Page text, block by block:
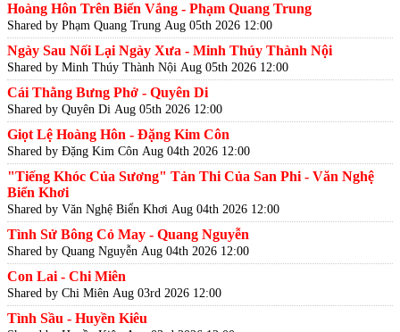
Hoàng Hôn Trên Biển Vắng - Phạm Quang Trung
Shared by Phạm Quang Trung Aug 05th 2026 12:00
Ngày Sau Nối Lại Ngày Xưa - Minh Thúy Thành Nội
Shared by Minh Thúy Thành Nội Aug 05th 2026 12:00
Cái Thằng Bưng Phở - Quyên Di
Shared by Quyên Di Aug 05th 2026 12:00
Giọt Lệ Hoàng Hôn - Đặng Kim Côn
Shared by Đặng Kim Côn Aug 04th 2026 12:00
"Tiếng Khóc Của Sương" Tản Thi Của San Phi - Văn Nghệ
Biển Khơi
Shared by Văn Nghệ Biển Khơi Aug 04th 2026 12:00
Tình Sử Bông Cỏ May - Quang Nguyễn
Shared by Quang Nguyễn Aug 04th 2026 12:00
Con Lai - Chi Miên
Shared by Chi Miên Aug 03rd 2026 12:00
Tình Sầu - Huyền Kiêu